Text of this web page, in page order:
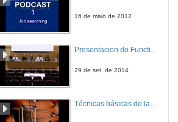
30 de set. de 2022
16 de maio de 2012
29 de set. de 2014
Técnicas básicas de laboratorio aplicadas á bioloxía